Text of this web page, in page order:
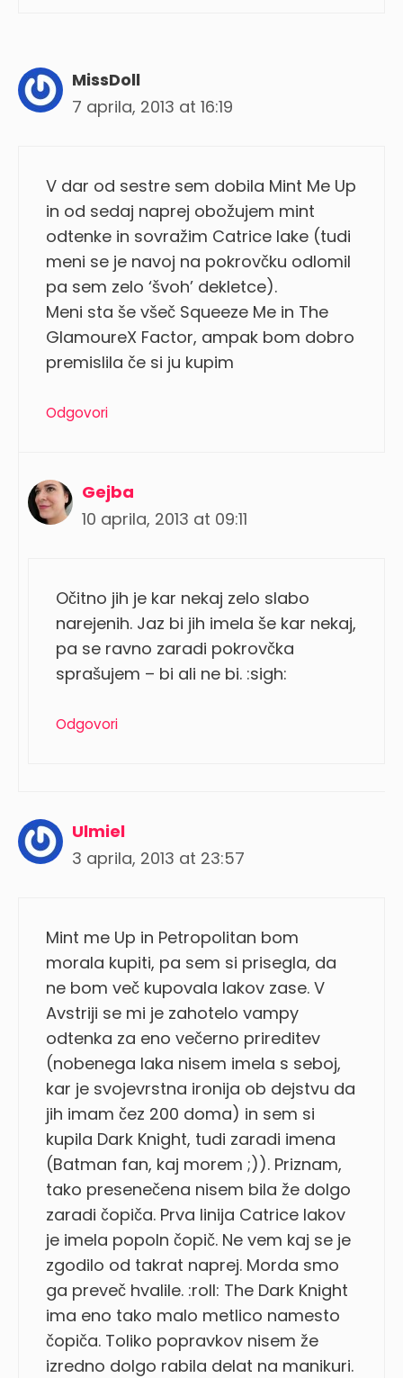
MissDoll
7 aprila, 2013 at 16:19
V dar od sestre sem dobila Mint Me Up
in od sedaj naprej obožujem mint
odtenke in sovražim Catrice lake (tudi
meni se je navoj na pokrovčku odlomil
pa sem zelo ‘švoh’ dekletce).
Meni sta še všeč Squeeze Me in The
GlamoureX Factor, ampak bom dobro
premislila če si ju kupim
Odgovori
Gejba
10 aprila, 2013 at 09:11
Očitno jih je kar nekaj zelo slabo
narejenih. Jaz bi jih imela še kar nekaj,
pa se ravno zaradi pokrovčka
sprašujem – bi ali ne bi. :sigh:
Odgovori
Ulmiel
3 aprila, 2013 at 23:57
Mint me Up in Petropolitan bom
morala kupiti, pa sem si prisegla, da
ne bom več kupovala lakov zase. V
Avstriji se mi je zahotelo vampy
odtenka za eno večerno prireditev
(nobenega laka nisem imela s seboj,
kar je svojevrstna ironija ob dejstvu da
jih imam čez 200 doma) in sem si
kupila Dark Knight, tudi zaradi imena
(Batman fan, kaj morem ;)). Priznam,
tako presenečena nisem bila že dolgo
zaradi čopiča. Prva linija Catrice lakov
je imela popoln čopič. Ne vem kaj se je
zgodilo od takrat naprej. Morda smo
ga preveč hvalile. :roll: The Dark Knight
ima eno tako malo metlico namesto
čopiča. Toliko popravkov nisem že
izredno dolgo rabila delat na manikuri.